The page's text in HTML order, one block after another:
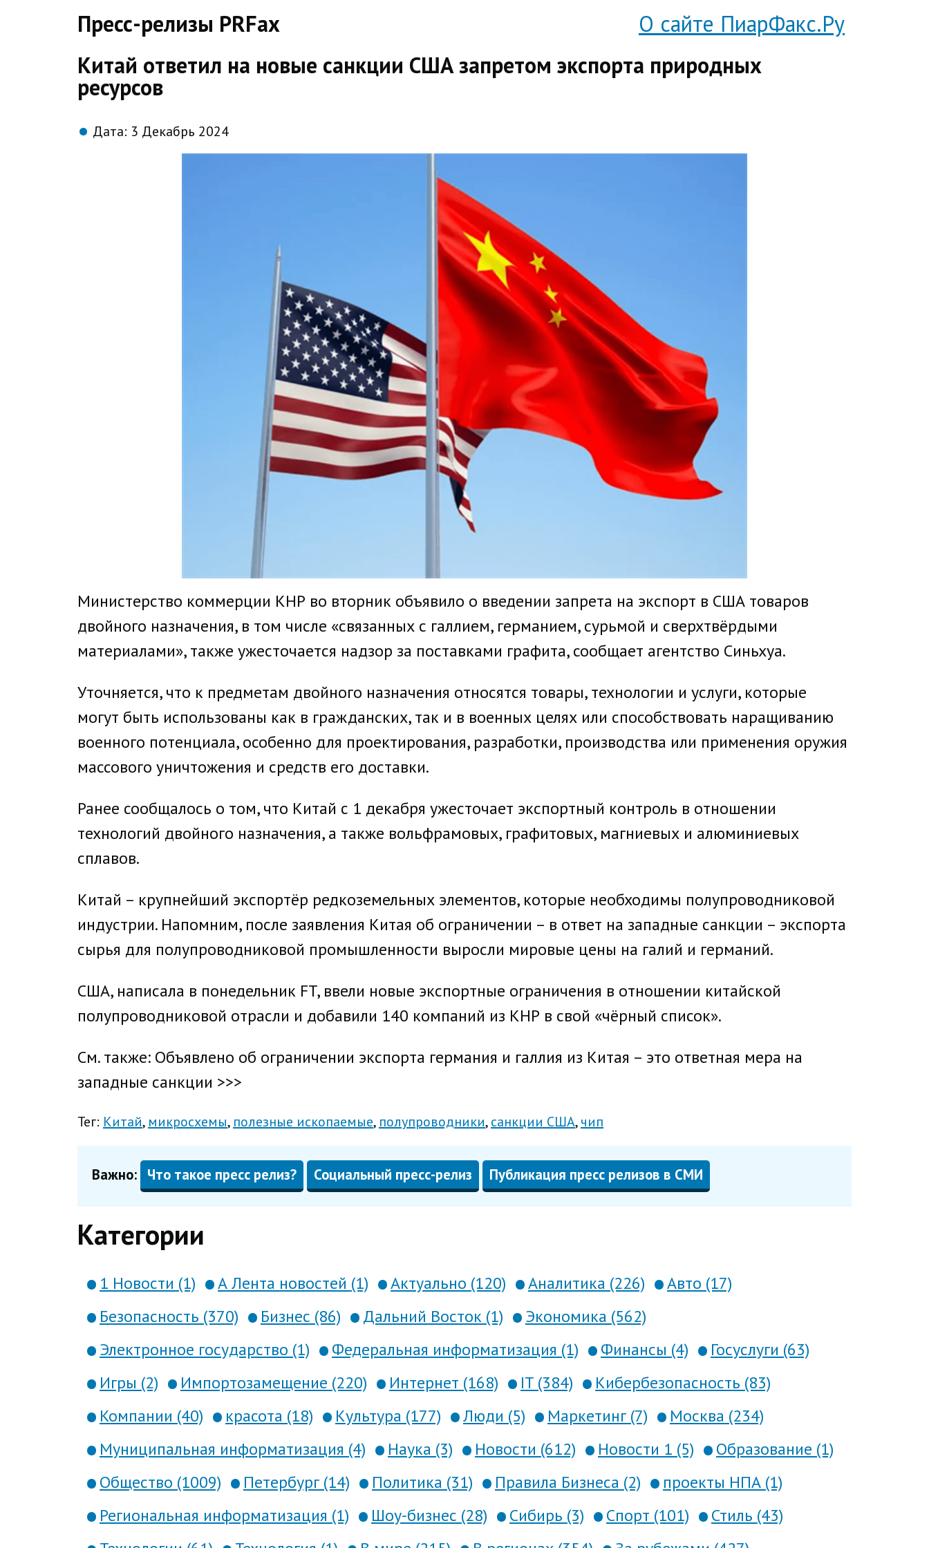
Пресс-релизы PRFax
О сайте ПиарФакс.Ру
Китай ответил на новые санкции США запретом экспорта природных
ресурсов
Дата: 3 Декабрь 2024
Министерство коммерции КНР во вторник объявило о введении запрета на экспорт в США товаров
двойного назначения, в том числе «связанных с галлием, германием, сурьмой и сверхтвёрдыми
материалами», также ужесточается надзор за поставками графита, сообщает агентство Синьхуа.
Уточняется, что к предметам двойного назначения относятся товары, технологии и услуги, которые
могут быть использованы как в гражданских, так и в военных целях или способствовать наращиванию
военного потенциала, особенно для проектирования, разработки, производства или применения оружия
массового уничтожения и средств его доставки.
Ранее сообщалось о том, что Китай с 1 декабря ужесточает экспортный контроль в отношении
технологий двойного назначения, а также вольфрамовых, графитовых, магниевых и алюминиевых
сплавов.
Китай – крупнейший экспортёр редкоземельных элементов, которые необходимы полупроводниковой
индустрии. Напомним, после заявления Китая об ограничении – в ответ на западные санкции – экспорта
сырья для полупроводниковой промышленности выросли мировые цены на галий и германий.
США, написала в понедельник FT, ввели новые экспортные ограничения в отношении китайской
полупроводниковой отрасли и добавили 140 компаний из КНР в свой «чёрный список».
См. также: Объявлено об ограничении экспорта германия и галлия из Китая – это ответная мера на
западные санкции >>>
Тег: Китай микросхемы полезные ископаемые полупроводники санкции США чип
Важно: Что такое пресс релиз? Социальный пресс-релиз Публикация пресс релизов в СМИ
Категории
1 Новости (1) А Лента новостей (1) Актуально (120) Аналитика (226)
Авто (17)
Безопасность (370)
Бизнес (86) Дальний Восток (1)
Экономика (562)
Электронное государство (1)
Федеральная информатизация (1) Финансы (4)
Госуслуги (63)
Игры (2)
Импортозамещение (220) Интернет (168) IT (384)
Кибербезопасность (83)
Компании (40)
красота (18) Культура (177) Люди (5) Маркетинг (7)
Москва (234)
Муниципальная информатизация (4)
Наука (3) Новости (612) Новости 1 (5)
Образование (1)
Общество (1009)
Петербург (14) Политика (31) Правила Бизнеса (2)
проекты НПА (1)
Региональная информатизация (1)
Шоу-бизнес (28) Сибирь (3) Спорт (101)
Стиль (43)